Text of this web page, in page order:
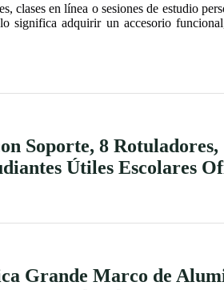
clases en línea o sesiones de estudio
significa adquirir un accesorio
Soporte, 8 Rotuladores,
Útiles Escolares
Grande Marco de